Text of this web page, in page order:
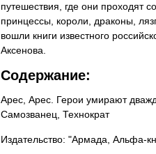
путешествия, где они проходят
принцессы, короли, драконы,
вошли книги известного
Аксенова.
Содержание:
Арес, Арес. Герои умирают
Самозванец, Технократ
Издательство: "Армада, Альфа-